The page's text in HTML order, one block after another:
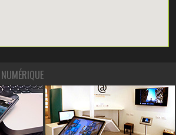
NUMÉRIQUE